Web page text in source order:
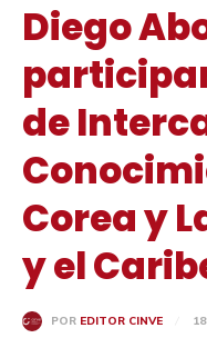
Diego
de
Corea y
y el
POR EDITOR CINVE